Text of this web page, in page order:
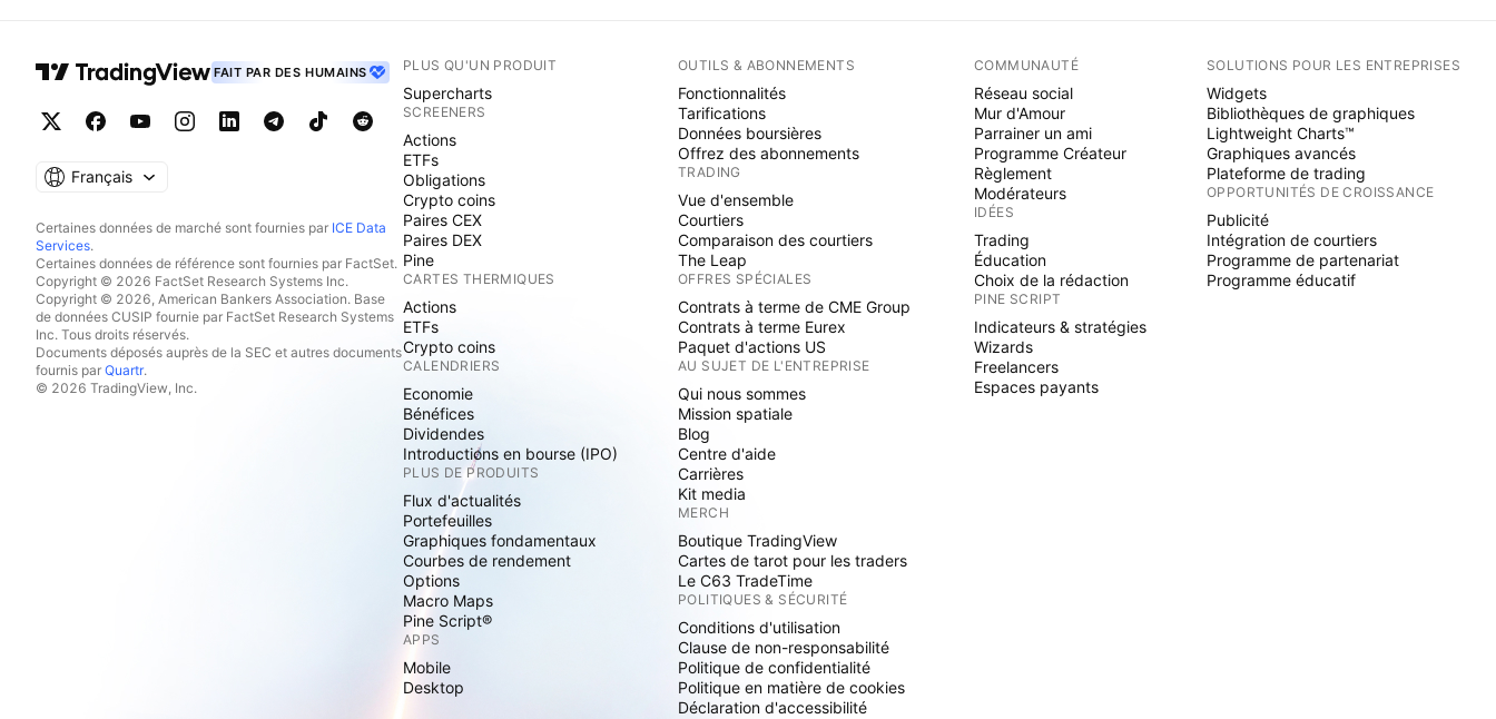
FAIT PAR DES HUMAINS
Français
Certaines données de marché sont fournies par ICE Data
Services.
Certaines données de référence sont fournies par FactSet.
Copyright © 2026 FactSet Research Systems Inc.
Copyright © 2026, American Bankers Association. Base
de données CUSIP fournie par FactSet Research Systems
Inc. Tous droits réservés.
Documents déposés auprès de la SEC et autres documents
fournis par Quartr.
© 2026 TradingView, Inc.
PLUS QU'UN PRODUIT
Supercharts
SCREENERS
Actions
ETFs
Obligations
Crypto coins
Paires CEX
Paires DEX
Pine
CARTES THERMIQUES
Actions
ETFs
Crypto coins
CALENDRIERS
Economie
Bénéfices
Dividendes
Introductions en bourse (IPO)
PLUS DE PRODUITS
Flux d'actualités
Portefeuilles
Graphiques fondamentaux
Courbes de rendement
Options
Macro Maps
Pine Script®
APPS
Mobile
Desktop
OUTILS & ABONNEMENTS
Fonctionnalités
Tarifications
Données boursières
Offrez des abonnements
TRADING
Vue d'ensemble
Courtiers
Comparaison des courtiers
The Leap
OFFRES SPÉCIALES
Contrats à terme de CME Group
Contrats à terme Eurex
Paquet d'actions US
AU SUJET DE L'ENTREPRISE
Qui nous sommes
Mission spatiale
Blog
Centre d'aide
Carrières
Kit media
MERCH
Boutique TradingView
Cartes de tarot pour les traders
Le C63 TradeTime
POLITIQUES & SÉCURITÉ
Conditions d'utilisation
Clause de non-responsabilité
Politique de confidentialité
Politique en matière de cookies
Déclaration d'accessibilité
COMMUNAUTÉ
Réseau social
Mur d'Amour
Parrainer un ami
Programme Créateur
Règlement
Modérateurs
IDÉES
Trading
Éducation
Choix de la rédaction
PINE SCRIPT
Indicateurs & stratégies
Wizards
Freelancers
Espaces payants
SOLUTIONS POUR LES ENTREPRISES
Widgets
Bibliothèques de graphiques
Lightweight Charts™
Graphiques avancés
Plateforme de trading
OPPORTUNITÉS DE CROISSANCE
Publicité
Intégration de courtiers
Programme de partenariat
Programme éducatif